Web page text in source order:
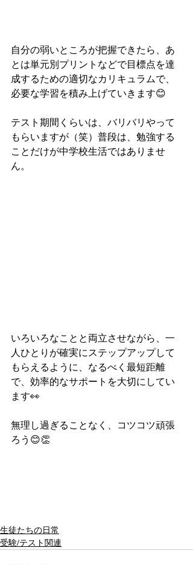
自分の弱いところが把握できたら、あ
とは単元別プリントなどで目標点を達
成するための適切なカリキュラムで、
必要な学習を積み上げていきます😊
テスト期間くらいは、バリバリやって
もらいますが（笑）普段は、勉強する
ことだけが中学校生活ではありませ
ん。
いろいろなことと両立させながら、一
人ひとりが確実にステップアップして
もらえるように、なるべく最短距離
で、効率的なサポートを大切にしてい
ます👀
無理し過ぎることなく、コツコツ頑張
ろう😊👏
生徒たちの日常
受験/テスト関連